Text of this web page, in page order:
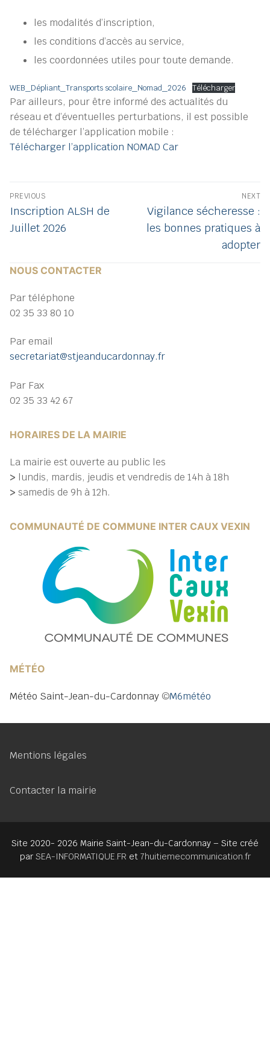
les modalités d’inscription,
les conditions d’accès au service,
les coordonnées utiles pour toute demande.
WEB_Dépliant_Transports scolaire_Nomad_2026 Télécharger
Par ailleurs, pour être informé des actualités du
réseau et d’éventuelles perturbations, il est possible
de télécharger l’application mobile :
Télécharger l’application NOMAD Car
Navigation
de
l’article
PREVIOUS
Previous
post:
Inscription ALSH de
Juillet 2026
NEXT
Next
post:
Vigilance sécheresse :
les bonnes pratiques à
adopter
NOUS CONTACTER
Par téléphone
02 35 33 80 10
Par email
secretariat@stjeanducardonnay.fr
Par Fax
02 35 33 42 67
HORAIRES DE LA MAIRIE
La mairie est ouverte au public les
> lundis, mardis, jeudis et vendredis de 14h à 18h
> samedis de 9h à 12h.
COMMUNAUTÉ DE COMMUNE INTER CAUX VEXIN
MÉTÉO
Météo Saint-Jean-du-Cardonnay ©M6météo
Mentions légales
Contacter la mairie
Site 2020- 2026 Mairie Saint-Jean-du-Cardonnay – Site créé
par SEA-INFORMATIQUE.FR et 7huitiemecommunication.fr